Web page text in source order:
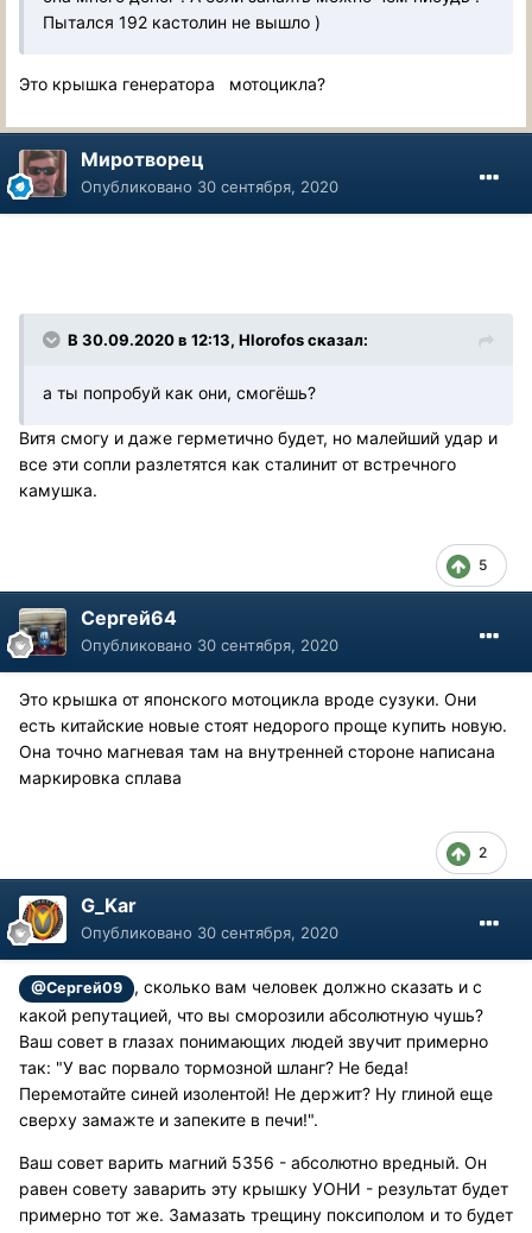
Пытался 192 кастолин не вышло )
Это крышка генератора мотоцикла?
Миротворец
Опубликовано 30 сентября, 2020
В 30.09.2020 в 12:13, Hlorofos сказал:
а ты попробуй как они, смогёшь?
Витя смогу и даже герметично будет, но малейший удар и
все эти сопли разлетятся как сталинит от встречного
камушка.
5
Сергей64
Опубликовано 30 сентября, 2020
Это крышка от японского мотоцикла вроде сузуки. Они
есть китайские новые стоят недорого проще купить новую.
Она точно магневая там на внутренней стороне написана
маркировка сплава
2
G_Kar
Опубликовано 30 сентября, 2020
@Сергей09
, сколько вам человек должно сказать и с
какой репутацией, что вы сморозили абсолютную чушь?
Ваш совет в глазах понимающих людей звучит примерно
так: "У вас порвало тормозной шланг? Не беда!
Перемотайте синей изолентой! Не держит? Ну глиной еще
сверху замажте и запеките в печи!".
Ваш совет варить магний 5356 - абсолютно вредный. Он
равен совету заварить эту крышку УОНИ - результат будет
примерно тот же. Замазать трещину поксиполом и то будет